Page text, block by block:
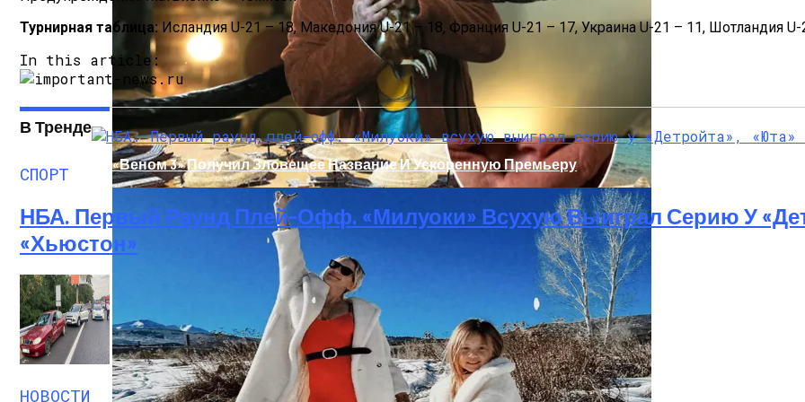
В Египте Госпитализировали 5-Летнюю Украинку С Признаками Изнасилования: Мать Отрицает
«Веном 3» Получил Зловещее Название И Ускоренную Премьеру
Турнирная таблица: Исландия U-21 – 18, Македония U-21 – 18, Франция U-21 – 17, Украина U-21 – 11, Шотландия
In this article:
В Тренде
СПОРТ
НБА. Первый Раунд Плей-Офф. «Милуоки» Всухую Выиграл Серию У
«Хьюстон»
НОВОСТИ